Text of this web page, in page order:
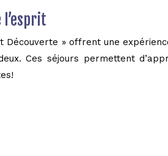
» offrent une
Ces séjours permettent